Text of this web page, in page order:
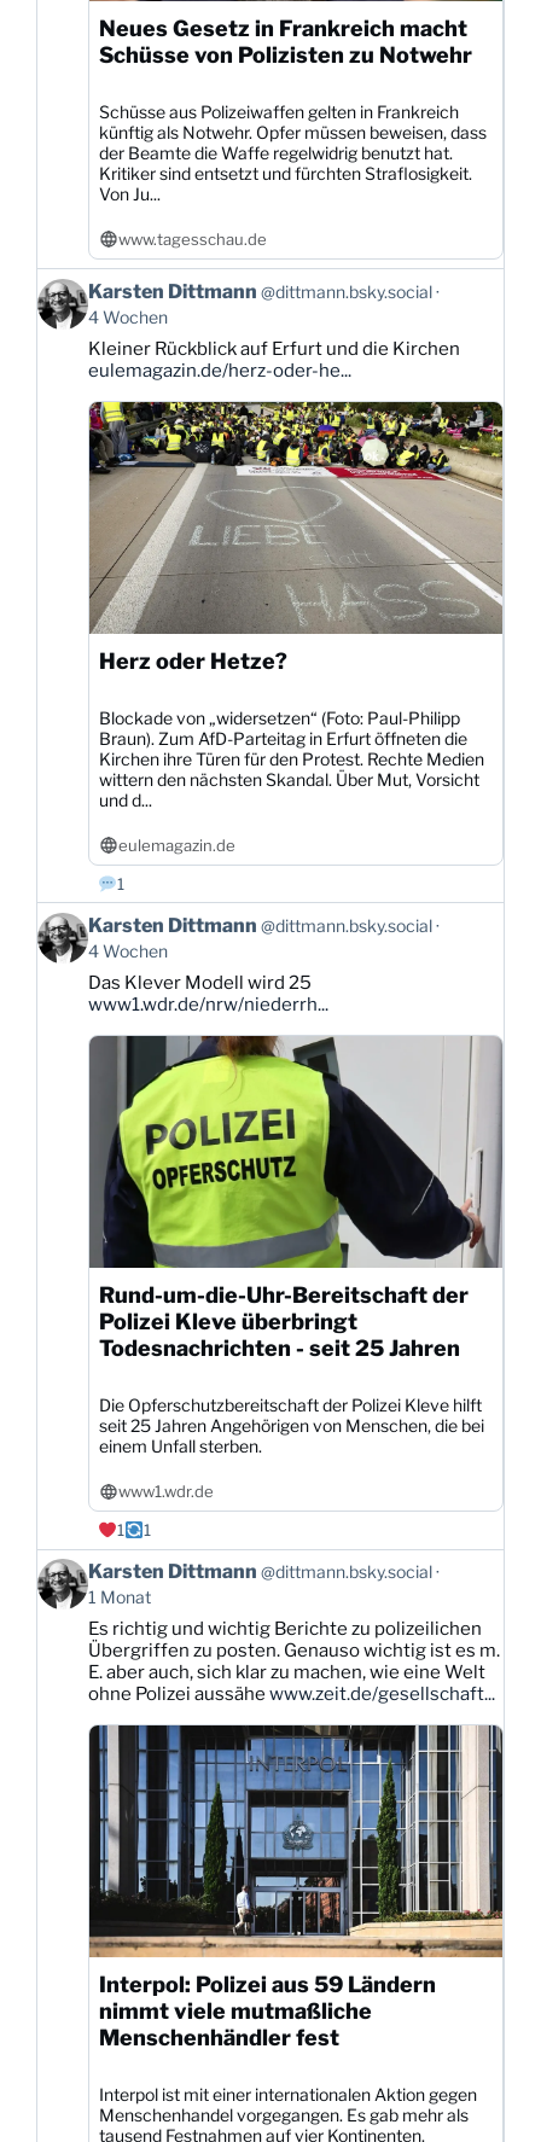
Neues Gesetz in Frankreich macht
Schüsse von Polizisten zu Notwehr
Schüsse aus Polizeiwaffen gelten in Frankreich
künftig als Notwehr. Opfer müssen beweisen, dass
der Beamte die Waffe regelwidrig benutzt hat.
Kritiker sind entsetzt und fürchten Straflosigkeit.
Von Ju...
www.tagesschau.de
Beitrag
von
Karsten
Dittmann
Bluesky
ansehen
Karsten Dittmann @dittmann.bsky.social
4 Wochen
Kleiner Rückblick auf Erfurt und die Kirchen
eulemagazin.de/herz-oder-he...
Herz oder Hetze?
Blockade von „widersetzen“ (Foto: Paul-Philipp
Braun). Zum AfD-Parteitag in Erfurt öffneten die
Kirchen ihre Türen für den Protest. Rechte Medien
wittern den nächsten Skandal. Über Mut, Vorsicht
und d...
eulemagazin.de
1
Beitrag
von
Karsten
Dittmann
Bluesky
Karsten Dittmann @dittmann.bsky.social
4 Wochen
Das Klever Modell wird 25
www1.wdr.de/nrw/niederrh...
Rund-um-die-Uhr-Bereitschaft der
Polizei Kleve überbringt
Todesnachrichten - seit 25 Jahren
Die Opferschutzbereitschaft der Polizei Kleve hilft
seit 25 Jahren Angehörigen von Menschen, die bei
einem Unfall sterben.
www1.wdr.de
1
1
Beitrag
von
Karsten
Dittmann
Bluesky
ansehen
Karsten Dittmann @dittmann.bsky.social
1 Monat
Es richtig und wichtig Berichte zu polizeilichen
Übergriffen zu posten. Genauso wichtig ist es m.
E. aber auch, sich klar zu machen, wie eine Welt
ohne Polizei aussähe www.zeit.de/gesellschaft...
Interpol: Polizei aus 59 Ländern
nimmt viele mutmaßliche
Menschenhändler fest
Interpol ist mit einer internationalen Aktion gegen
Menschenhandel vorgegangen. Es gab mehr als
tausend Festnahmen auf vier Kontinenten.